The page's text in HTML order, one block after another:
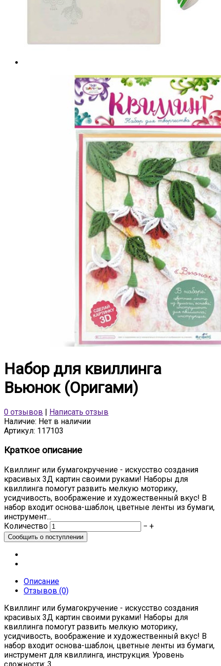
Набор для квиллинга
Вьюнок (Оригами)
0 отзывов
Написать отзыв
Наличие: Нет в наличии
Артикул: 117103
Краткое описание
Квиллинг или бумагокручение - искусство создания
красивых 3Д картин своими руками! Наборы для
квиллинга помогут развить мелкую моторику,
усидчивость, воображение и художественный вкус! В
набор входит основа-шаблон, цветные ленты из бумаги,
инструмент...
Количество
− +
Описание
Отзывов (0)
Квиллинг или бумагокручение - искусство создания
красивых 3Д картин своими руками! Наборы для
квиллинга помогут развить мелкую моторику,
усидчивость, воображение и художественный вкус! В
набор входит основа-шаблон, цветные ленты из бумаги,
инструмент для квиллинга, инструкция. Уровень
сложности: 3.